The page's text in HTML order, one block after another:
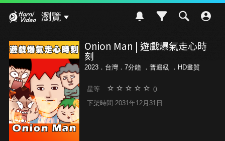
瀏覽
Onion Man | 遊戲爆氣走心時
刻
2023．台灣．7分鐘 ． 普遍級 ．HD畫質
星等 0
下架時間 2031年12月31日